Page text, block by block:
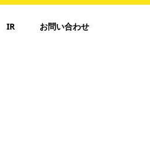
IR お問い合わせ